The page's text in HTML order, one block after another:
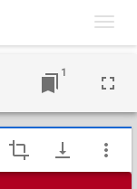
1